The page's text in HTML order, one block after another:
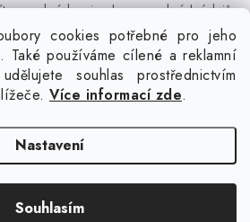
cookies potřebné pro jeho
Také používáme cílené a reklamní
souhlas prostřednictvím
Více informací zde.
Nastavení
Souhlasím
spodmínkami ochrany osobních údajů
nakupovat
Poptávka potisku textilu
+ cookies Obchodní podmínky
Doprava
. Všechna práva vyhrazena.Upravit nastavení
cookies